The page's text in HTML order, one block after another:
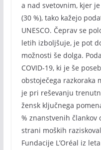
a nad svetovnim, kjer
(30 %), tako kažejo
UNESCO. Čeprav se
letih izboljšuje, je pot
možnosti še dolga.
COVID-19, ki je še
obstoječega razkoraka
je pri reševanju
žensk ključnega
% znanstvenih člankov
strani moških
Fundacije L’Oréal iz